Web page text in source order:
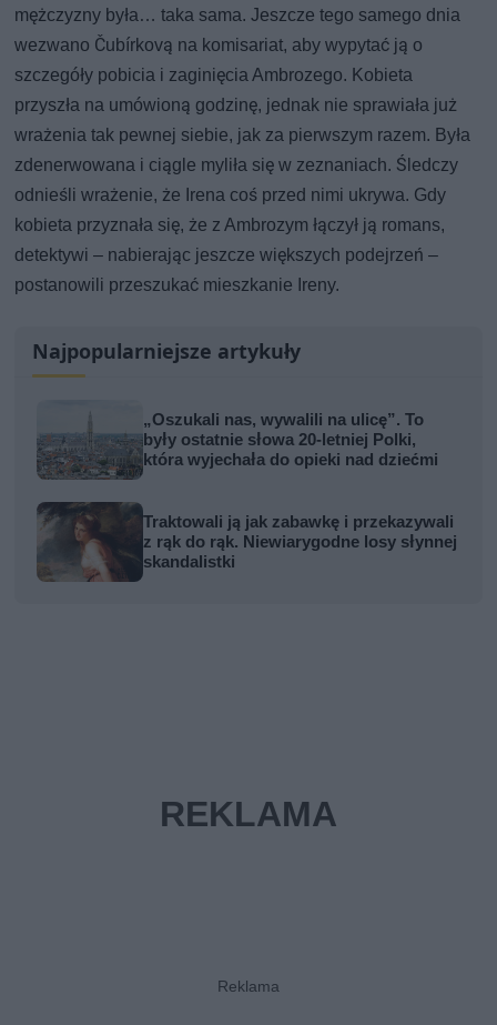
mężczyzny była… taka sama. Jeszcze tego samego dnia
wezwano Čubírkovą na komisariat, aby wypytać ją o
szczegóły pobicia i zaginięcia Ambrozego. Kobieta
przyszła na umówioną godzinę, jednak nie sprawiała już
wrażenia tak pewnej siebie, jak za pierwszym razem. Była
zdenerwowana i ciągle myliła się w zeznaniach. Śledczy
odnieśli wrażenie, że Irena coś przed nimi ukrywa. Gdy
kobieta przyznała się, że z Ambrozym łączył ją romans,
detektywi – nabierając jeszcze większych podejrzeń –
postanowili przeszukać mieszkanie Ireny.
Najpopularniejsze artykuły
„Oszukali nas, wywalili na ulicę”. To
były ostatnie słowa 20-letniej Polki,
która wyjechała do opieki nad dziećmi
Traktowali ją jak zabawkę i przekazywali
z rąk do rąk. Niewiarygodne losy słynnej
skandalistki